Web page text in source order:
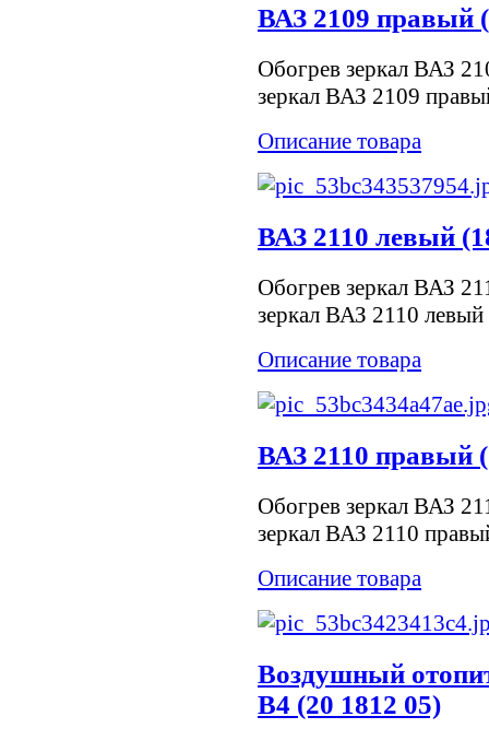
ВАЗ 2109 правый
Обогрев зеркал ВАЗ
зеркал ВАЗ 2109
Описание товара
ВАЗ 2110 левый
Обогрев зеркал ВАЗ
зеркал ВАЗ 2110
Описание товара
ВАЗ 2110 правый
Обогрев зеркал ВАЗ
зеркал ВАЗ 2110
Описание товара
Воздушный
B4 (20 1812 05)